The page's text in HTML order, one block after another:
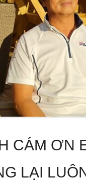
CÁM ƠN
LẠI